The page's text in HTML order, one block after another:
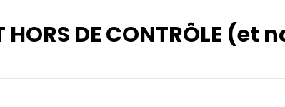
Watch Later
00:00
MENSONGES, EFFONDREMENT.
HORS DE CONTRÔLE